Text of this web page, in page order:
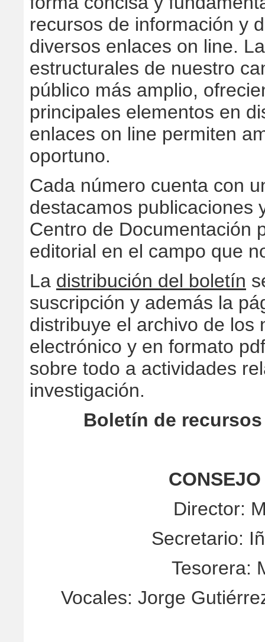
recursos de información y
diversos enlaces on line.
estructurales de nuestro
público más amplio,
principales elementos en
enlaces on line permiten
oportuno.
Cada número cuenta con
destacamos publicaciones
Centro de Documentación
editorial en el campo que
La distribución del boletín
suscripción y además la
distribuye el archivo de los
electrónico y en formato
sobre todo a actividades
investigación.
Boletín de
Director:
Secretario:
Tesorera:
Vocales: Jorge